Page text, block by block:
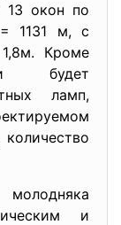
13 окон по
1131 м, с
Кроме
будет
ламп,
и